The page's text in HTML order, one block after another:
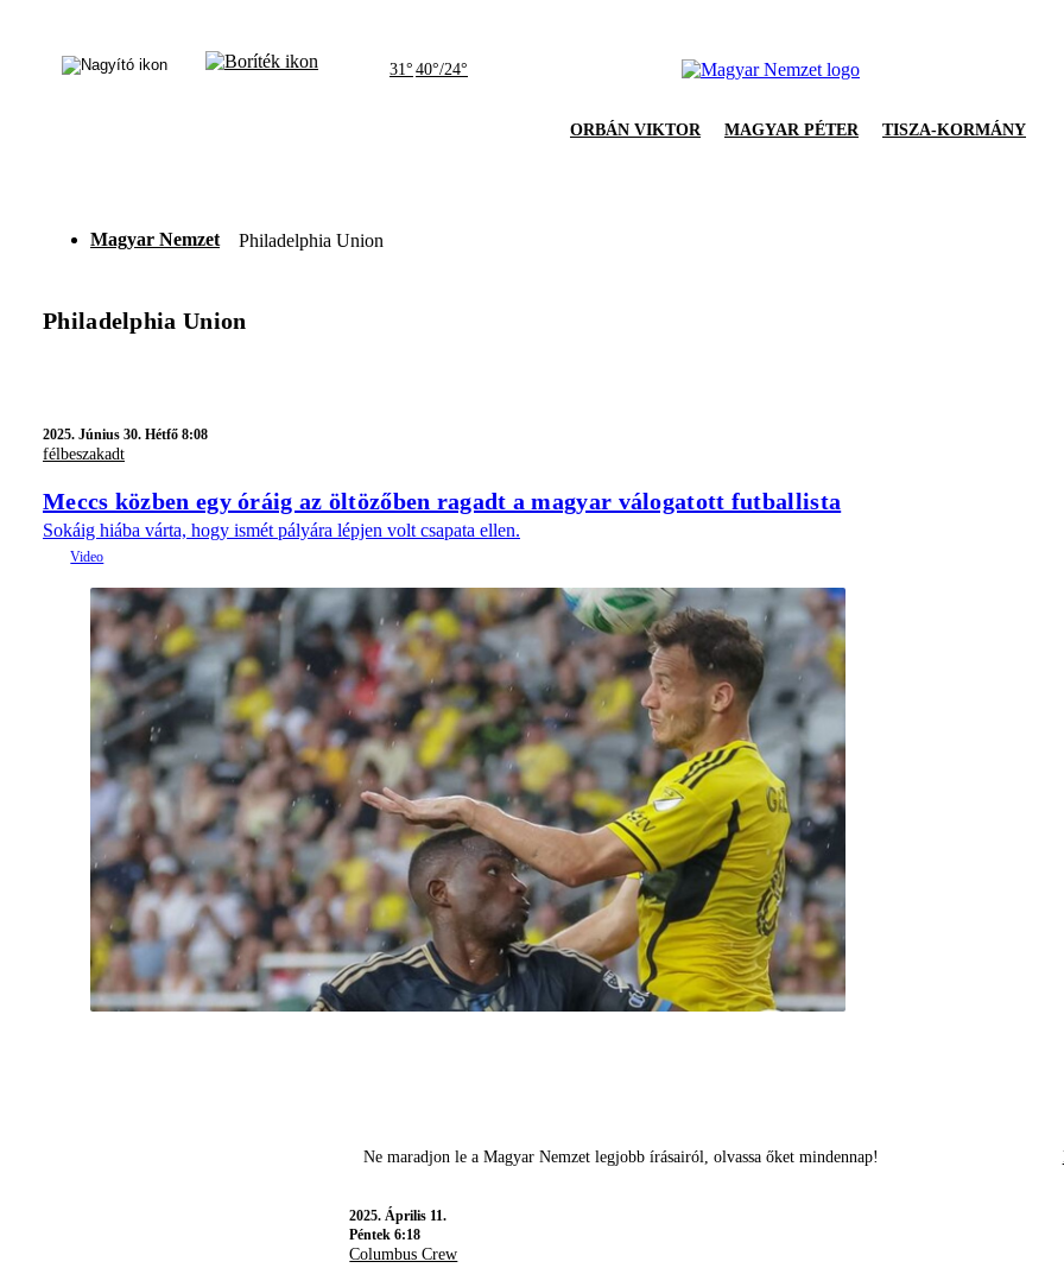
31° 40°/24°
ORBÁN VIKTOR MAGYAR PÉTER TISZA-KORMÁNY
Magyar Nemzet Philadelphia Union
Philadelphia Union
2025. Június 30. Hétfő 8:08
félbeszakadt
Meccs közben egy óráig az öltözőben ragadt a magyar válogatott futballista
Sokáig hiába várta, hogy ismét pályára lépjen volt csapata ellen.
Ne maradjon le a Magyar Nemzet legjobb írásairól, olvassa őket mindennap!
2025.Április 11.
Péntek 6:18
Columbus Crew